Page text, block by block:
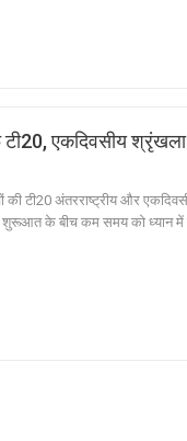
एकदिवसीय श्रृंखला
टी20 अंतरराष्ट्रीय और
शुरूआत के बीच कम समय को ध्यान